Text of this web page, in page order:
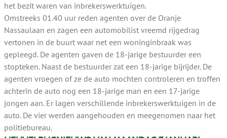
het bezit waren van inbrekerswerktuigen.
Omstreeks 01.40 uur reden agenten over de Oranje
Nassaulaan en zagen een automobilist vreemd rijgedrag
vertonen in de buurt waar net een woninginbraak was
gepleegd. De agenten gaven de 18-jarige bestuurder een
stopteken. Naast de bestuurder zat een 18-jarige bijrijder. De
agenten vroegen of ze de auto mochten controleren en troffen
achterin de auto nog een 18-jarige man en een 17-jarige
jongen aan. Er lagen verschillende inbrekerswerktuigen in de
auto. De vier werden aangehouden en meegenomen naar het
politiebureau.